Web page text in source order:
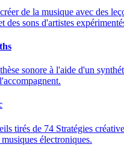
de la musique avec des
des sons d'artistes
sonore à l'aide d'un
tirés de 74 Stratégies
électroniques.